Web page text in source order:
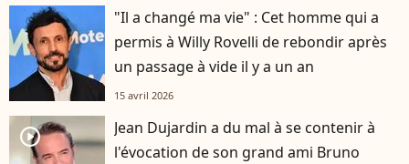
"Il a changé ma vie" : Cet homme qui a
permis à Willy Rovelli de rebondir après
un passage à vide il y a un an
15 avril 2026
player2
Jean Dujardin a du mal à se contenir à
l'évocation de son grand ami Bruno